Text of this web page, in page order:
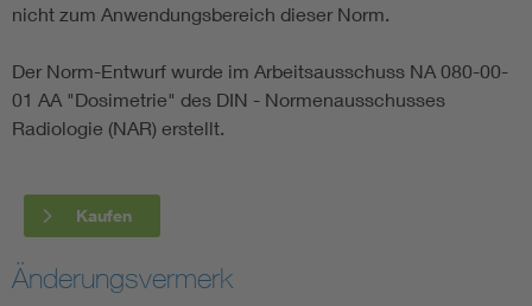
nicht zum Anwendungsbereich dieser Norm.
Der Norm-Entwurf wurde im Arbeitsausschuss NA 080-00-
01 AA "Dosimetrie" des DIN - Normenausschusses
Radiologie (NAR) erstellt.
Kaufen
Änderungsvermerk